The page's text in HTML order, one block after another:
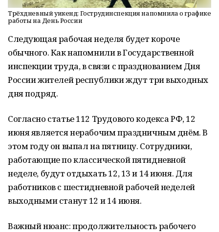
Трёхдневный уикенд: Гострудинспекция напомнила о графике
работы на День России
Следующая рабочая неделя будет короче
обычного. Как напомнили в Государственной
инспекции труда, в связи с празднованием Дня
России жителей республики ждут три выходных
дня подряд.
Согласно статье 112 Трудового кодекса РФ, 12
июня является нерабочим праздничным днём. В
этом году он выпал на пятницу. Сотрудники,
работающие по классической пятидневной
неделе, будут отдыхать 12, 13 и 14 июня. Для
работников с шестидневной рабочей неделей
выходными станут 12 и 14 июня.
Важный нюанс: продолжительность рабочего